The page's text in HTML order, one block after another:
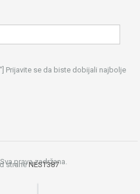
Prijavite se da biste dobijali najbolje
prava zadržana.
straneNEST387